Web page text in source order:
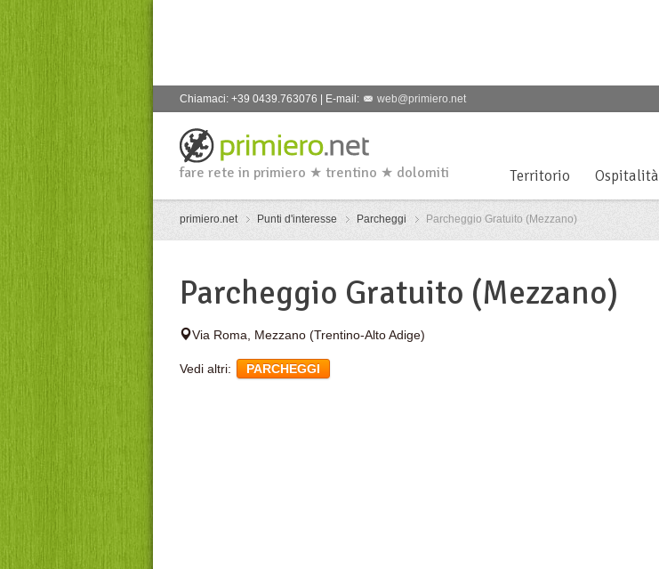
Chiamaci: +39 0439.763076 | E-mail: web@primiero.net
fare rete in primiero ★ trentino ★ dolomiti Territorio Ospitalità
primiero.net Punti d'interesse Parcheggi Parcheggio Gratuito (Mezzano)
Parcheggio Gratuito (Mezzano)
Via Roma, Mezzano (Trentino-Alto Adige)
Vedi altri: PARCHEGGI